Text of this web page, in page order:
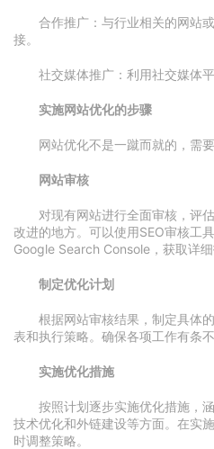
合作推广：与行业相关的网站
接。
社交媒体推广：利用社交媒体
实施网站优化的步骤
网站优化不是一蹴而就的，需
网站审核
对现有网站进行全面审核，评
改进的地方。可以使用SEO审核工
Google Search Console，获取详细
制定优化计划
根据网站审核结果，制定具体
表和执行策略。确保各项工作有条不
实施优化措施
按照计划逐步实施优化措施，
技术优化和外链建设等方面。在实
时调整策略。